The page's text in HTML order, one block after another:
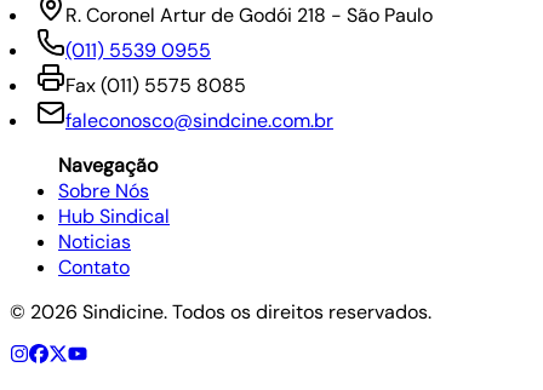
R. Coronel Artur de Godói 218 - São Paulo
(011) 5539 0955
Fax(011) 5575 8085
faleconosco@sindcine.com.br
Navegação
Sobre Nós
Hub Sindical
Noticias
Contato
© 2026 Sindicine. Todos os direitos reservados.